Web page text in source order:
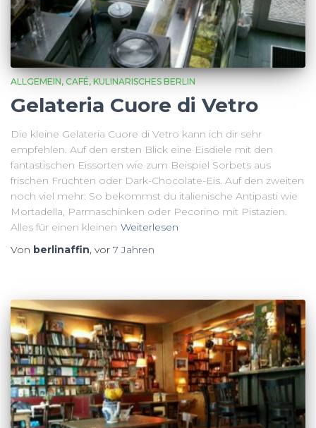
ALLGEMEIN CAFÉ KULINARISCHES BERLIN
Gelateria Cuore di Vetro
Die kleine Gelateria Cuore di Vetro kann ich dir sehr
empfehlen. Auf den ersten Blick eine Eisdiele mit den
fantastischen Eissorten wie zum Beispiel Sorbets aus
frischen Früchten oder Dark-Chocolate-Eis. Auf den zweiten
noch viel mehr: So bekommst du italienische Antipasti wie
Mortadella, Parmaschinken oder Pecorino mit Pistazien.
Alles für einen kleinen Weiterlesen
Von berlinaffin, vor 7 Jahren